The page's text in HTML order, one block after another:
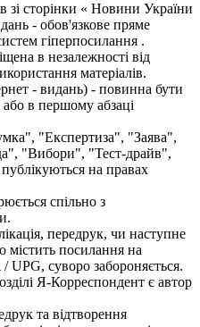
зі сторінки « Новини України
- обов'язкове пряме
гіперпосилання .
в незалежності від
матеріалів.
- видань) - повинна бути
в першому абзаці
"Експертиза", "Заява",
"Вибори", "Тест-драйв",
на правах
спільно з
передрук, чи наступне
містить посилання на
UPG, суворо забороняється.
Я-Корреспондент є автор
та відтворення